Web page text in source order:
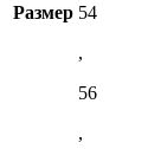
Размер 54
,
56
,